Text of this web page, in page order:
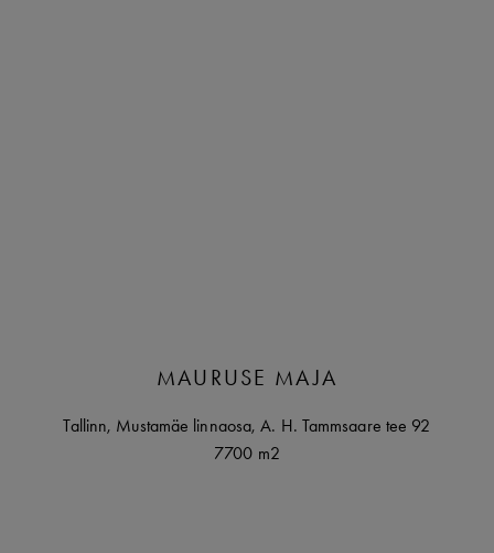
MAURUSE MAJA
Tallinn, Mustamäe linnaosa,A. H. Tammsaare tee 92
7700 m2